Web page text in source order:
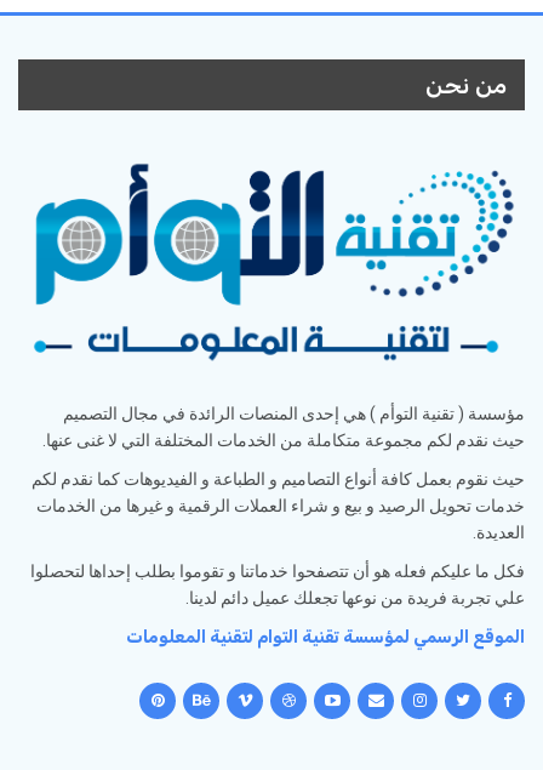
من نحن
مؤسسة ( تقنية التوأم ) هي إحدى المنصات الرائدة في مجال التصميم
حيث نقدم لكم مجموعة متكاملة من الخدمات المختلفة التي لا غنى عنها.
حيث نقوم بعمل كافة أنواع التصاميم و الطباعة و الفيديوهات كما نقدم لكم
خدمات تحويل الرصيد و بيع و شراء العملات الرقمية و غيرها من الخدمات
العديدة.
فكل ما عليكم فعله هو أن تتصفحوا خدماتنا و تقوموا بطلب إحداها لتحصلوا
علي تجربة فريدة من نوعها تجعلك عميل دائم لدينا.
الموقع الرسمي لمؤسسة تقنية التوام لتقنية المعلومات